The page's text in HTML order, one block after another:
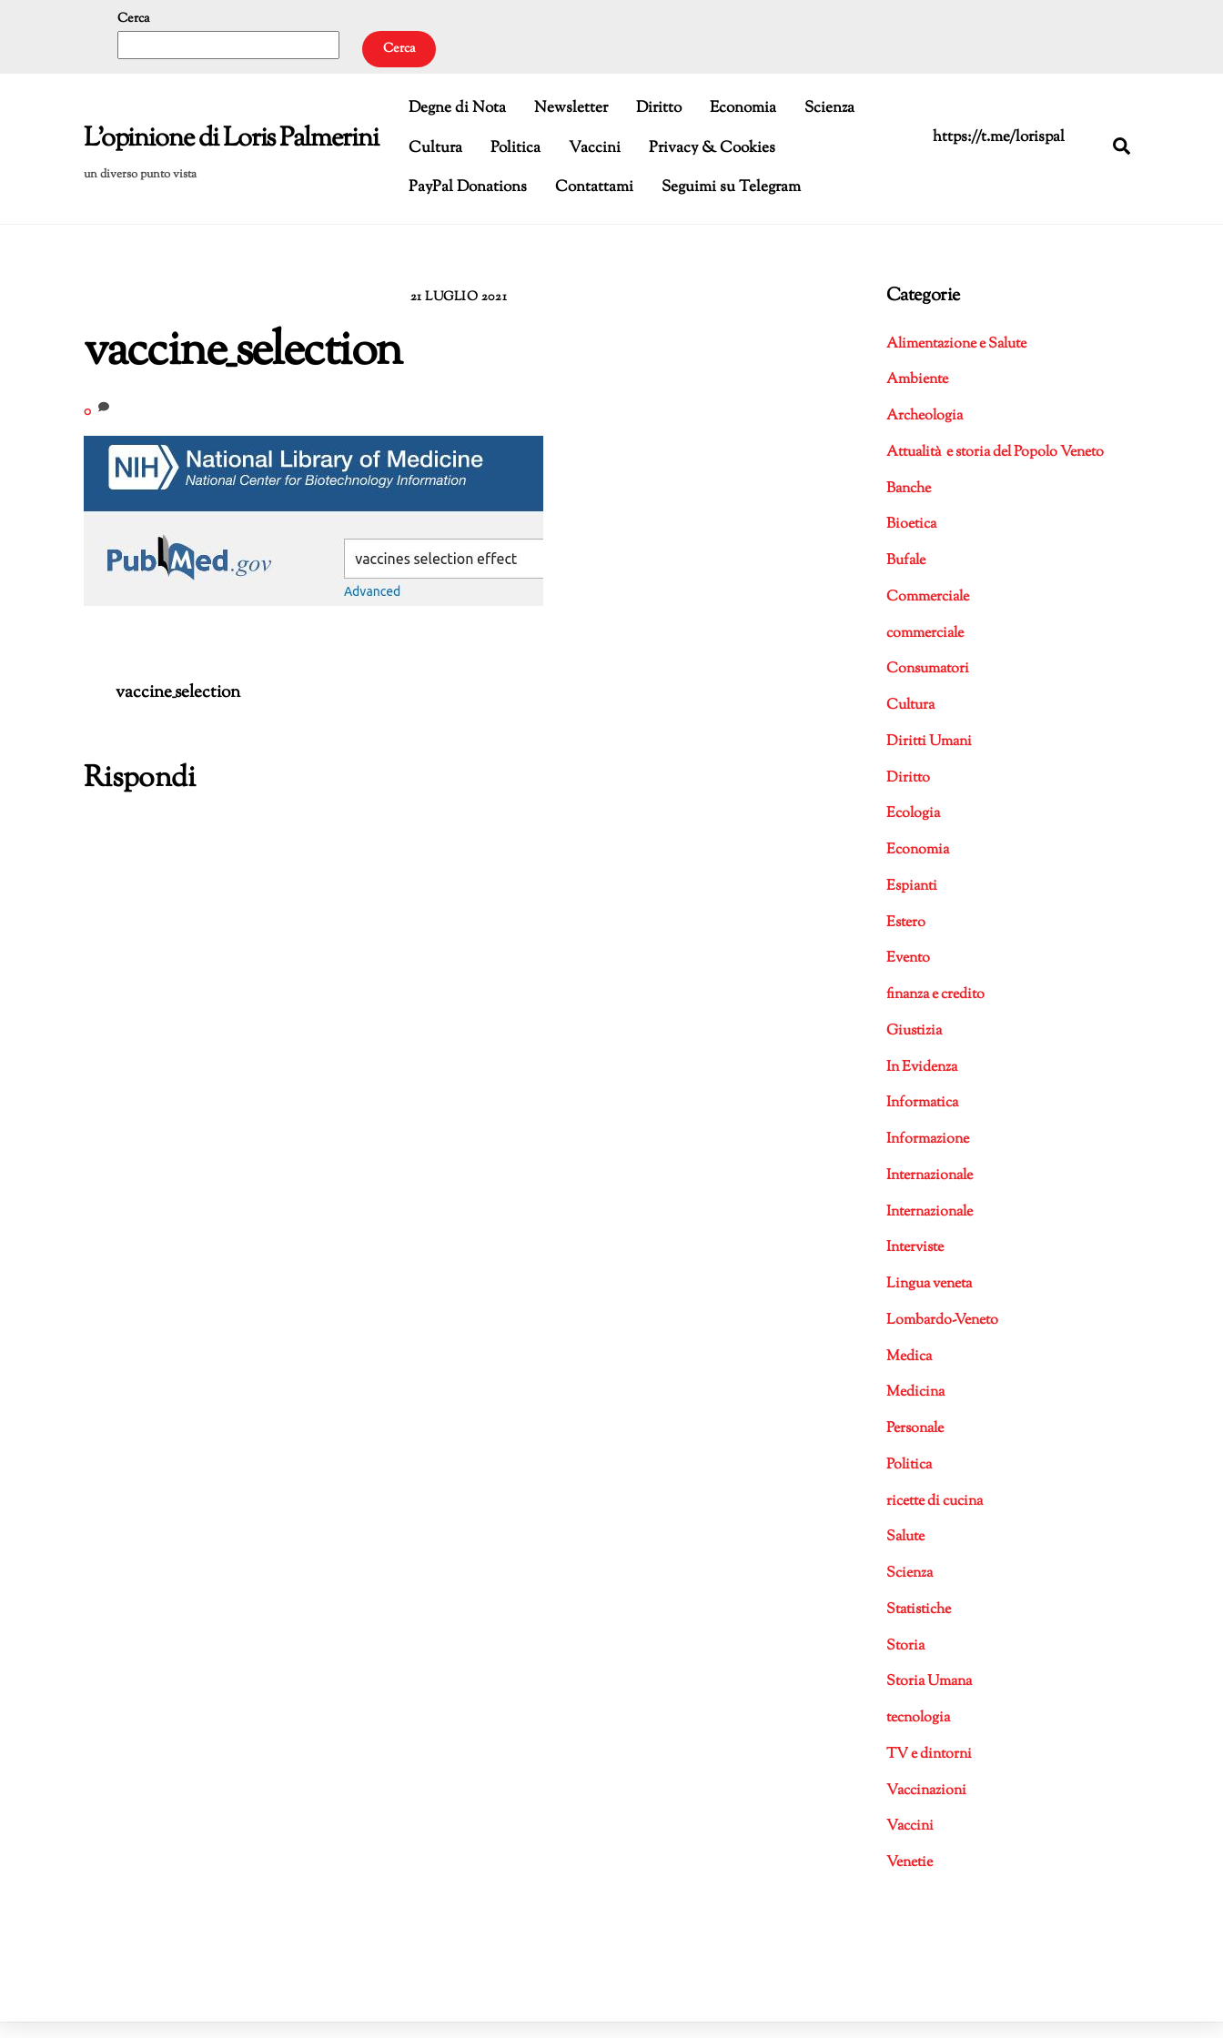
Cerca
Cerca
L'opinione di Loris Palmerini
un diverso punto vista
https://t.me/lorispal
Degne di Nota Newsletter Diritto Economia
Scienza
Cultura
Politica Vaccini
Privacy & Cookies
PayPal Donations
Contattami Seguimi su Telegram
21 LUGLIO 2021
vaccine_selection
0
vaccine_selection
Rispondi
Categorie
Alimentazione e Salute
Ambiente
Archeologia
Attualità e storia del Popolo Veneto
Banche
Bioetica
Bufale
Commerciale
commerciale
Consumatori
Cultura
Diritti Umani
Diritto
Ecologia
Economia
Espianti
Estero
Evento
finanza e credito
Giustizia
In Evidenza
Informatica
Informazione
Internazionale
Internazionale
Interviste
Lingua veneta
Lombardo-Veneto
Medica
Medicina
Personale
Politica
ricette di cucina
Salute
Scienza
Statistiche
Storia
Storia Umana
tecnologia
TV e dintorni
Vaccinazioni
Vaccini
Venetie